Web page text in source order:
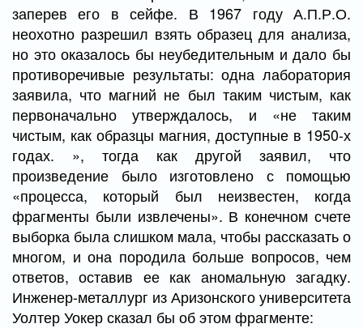
заперев его в сейфе. В 1967 году А.П.Р.О.
неохотно разрешил взять образец для анализа,
но это оказалось бы неубедительным и дало бы
противоречивые результаты: одна лаборатория
заявила, что магний не был таким чистым, как
первоначально утверждалось, и «не таким
чистым, как образцы магния, доступные в 1950-х
годах. », тогда как другой заявил, что
произведение было изготовлено с помощью
«процесса, который был неизвестен, когда
фрагменты были извлечены». В конечном счете
выборка была слишком мала, чтобы рассказать о
многом, и она породила больше вопросов, чем
ответов, оставив ее как аномальную загадку.
Инженер-металлург из Аризонского университета
Уолтер Уокер сказал бы об этом фрагменте: